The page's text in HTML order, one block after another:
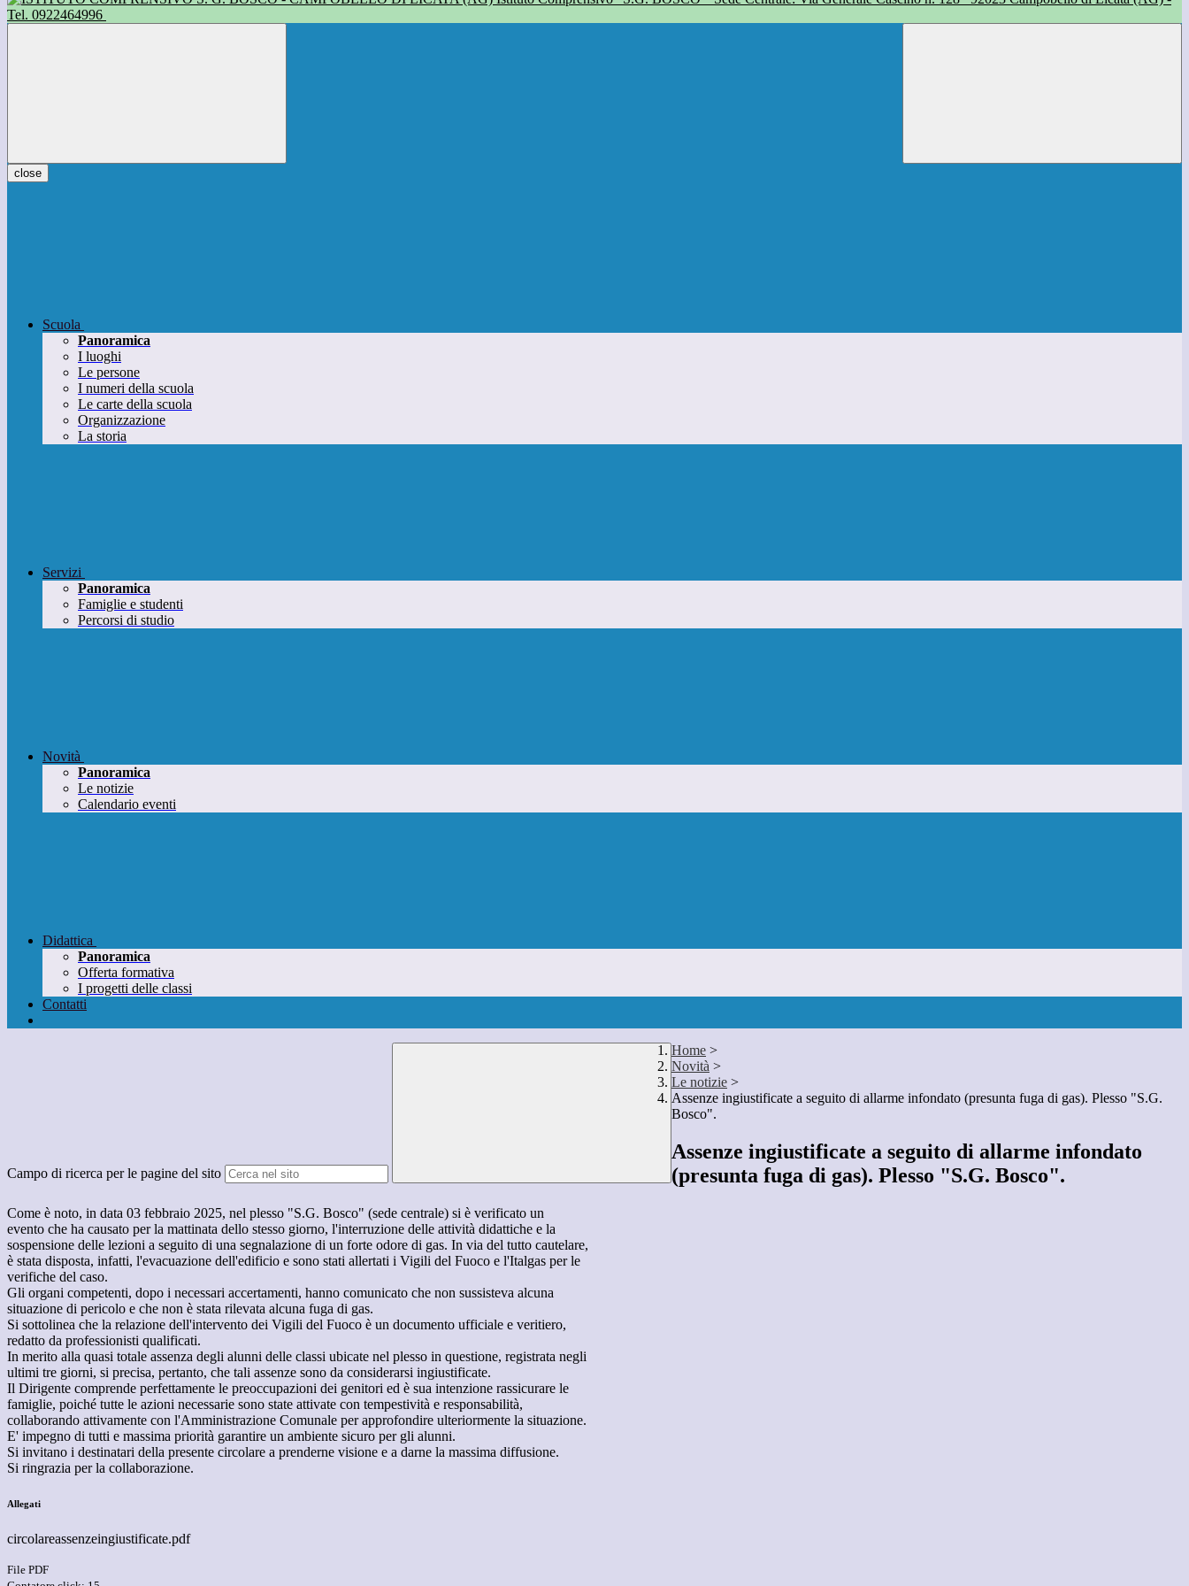
Tel. 0922464996
close
Scuola
Panoramica
I luoghi
Le persone
I numeri della scuola
Le carte della scuola
Organizzazione
La storia
Servizi
Panoramica
Famiglie e studenti
Percorsi di studio
Novità
Panoramica
Le notizie
Calendario eventi
Didattica
Panoramica
Offerta formativa
I progetti delle classi
Contatti
Campo di ricerca per le pagine del sito
Home >
Novità >
Le notizie >
Assenze ingiustificate a seguito di allarme infondato (presunta fuga di gas). Plesso "S.G.
Bosco".
Assenze ingiustificate a seguito di allarme infondato
(presunta fuga di gas). Plesso "S.G. Bosco".
Come è noto, in data 03 febbraio 2025, nel plesso "S.G. Bosco" (sede centrale) si è verificato un
evento che ha causato per la mattinata dello stesso giorno, l'interruzione delle attività didattiche e la
sospensione delle lezioni a seguito di una segnalazione di un forte odore di gas. In via del tutto cautelare,
è stata disposta, infatti, l'evacuazione dell'edificio e sono stati allertati i Vigili del Fuoco e l'Italgas per le
verifiche del caso.
Gli organi competenti, dopo i necessari accertamenti, hanno comunicato che non sussisteva alcuna
situazione di pericolo e che non è stata rilevata alcuna fuga di gas.
Si sottolinea che la relazione dell'intervento dei Vigili del Fuoco è un documento ufficiale e veritiero,
redatto da professionisti qualificati.
In merito alla quasi totale assenza degli alunni delle classi ubicate nel plesso in questione, registrata negli
ultimi tre giorni, si precisa, pertanto, che tali assenze sono da considerarsi ingiustificate.
Il Dirigente comprende perfettamente le preoccupazioni dei genitori ed è sua intenzione rassicurare le
famiglie, poiché tutte le azioni necessarie sono state attivate con tempestività e responsabilità,
collaborando attivamente con l'Amministrazione Comunale per approfondire ulteriormente la situazione.
E' impegno di tutti e massima priorità garantire un ambiente sicuro per gli alunni.
Si invitano i destinatari della presente circolare a prenderne visione e a darne la massima diffusione.
Si ringrazia per la collaborazione.
Allegati
circolareassenzeingiustificate.pdf
File PDF